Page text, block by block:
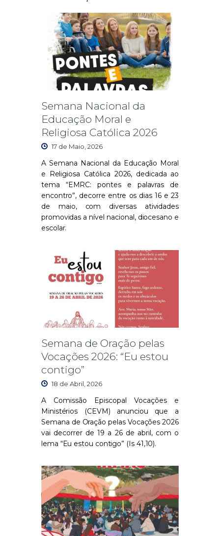
Semana Nacional da
Educação Moral e
Religiosa Católica 2026
17 de Maio, 2026
A Semana Nacional da Educação Moral
e Religiosa Católica 2026, dedicada ao
tema “EMRC: pontes e palavras de
encontro”, decorre entre os dias 16 e 23
de maio, com diversas atividades
promovidas a nível nacional, diocesano e
escolar.
Semana de Oração pelas
Vocações 2026: “Eu estou
contigo”
18 de Abril, 2026
A Comissão Episcopal Vocações e
Ministérios (CEVM) anunciou que a
Semana de Oração pelas Vocações 2026
vai decorrer de 19 a 26 de abril, com o
lema “Eu estou contigo” (Is 41,10).